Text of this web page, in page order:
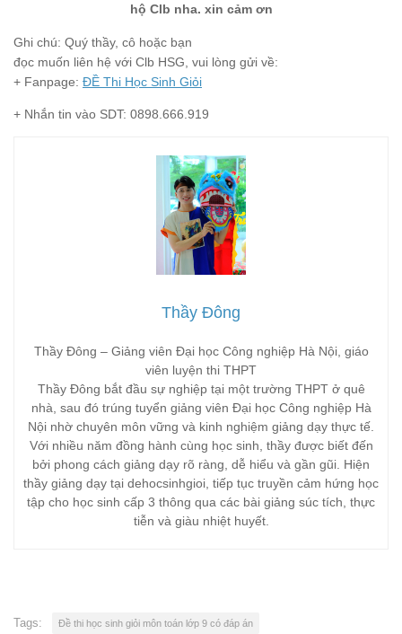
hộ Clb nha. xin cảm ơn
Ghi chú: Quý thầy, cô hoặc bạn
đọc muốn liên hệ với Clb HSG, vui lòng gửi về:
+ Fanpage: ĐỀ Thi Học Sinh Giỏi
+ Nhắn tin vào SDT: 0898.666.919
Thầy Đông
Thầy Đông – Giảng viên Đại học Công nghiệp Hà Nội, giáo
viên luyện thi THPT
Thầy Đông bắt đầu sự nghiệp tại một trường THPT ở quê
nhà, sau đó trúng tuyển giảng viên Đại học Công nghiệp Hà
Nội nhờ chuyên môn vững và kinh nghiệm giảng dạy thực tế.
Với nhiều năm đồng hành cùng học sinh, thầy được biết đến
bởi phong cách giảng dạy rõ ràng, dễ hiểu và gần gũi. Hiện
thầy giảng dạy tại dehocsinhgioi, tiếp tục truyền cảm hứng học
tập cho học sinh cấp 3 thông qua các bài giảng súc tích, thực
tiễn và giàu nhiệt huyết.
Tags: Đề thi học sinh giỏi môn toán lớp 9 có đáp án